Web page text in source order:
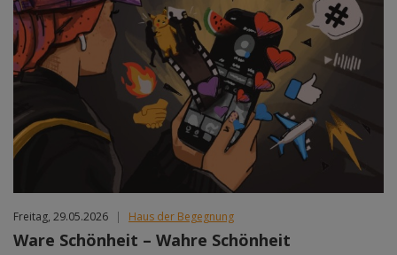
Freitag, 29.05.2026 | Haus der Begegnung
Ware Schönheit – Wahre Schönheit